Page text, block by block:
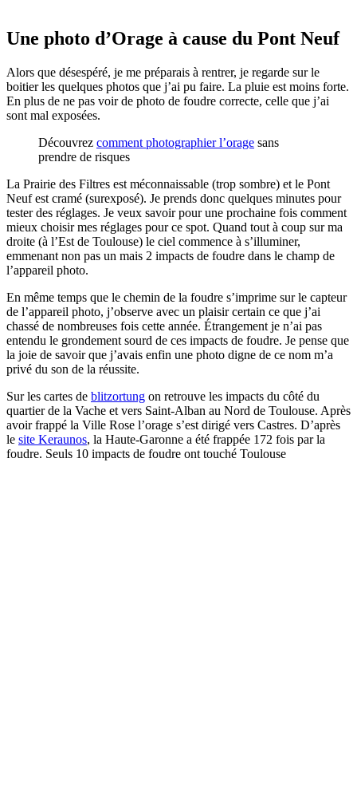
Une photo d’Orage à cause du Pont Neuf
Alors que désespéré, je me préparais à rentrer, je regarde sur le
boitier les quelques photos que j’ai pu faire. La pluie est moins forte.
En plus de ne pas voir de photo de foudre correcte, celle que j’ai
sont mal exposées.
Découvrez comment photographier l’orage sans
prendre de risques
La Prairie des Filtres est méconnaissable (trop sombre) et le Pont
Neuf est cramé (surexposé). Je prends donc quelques minutes pour
tester des réglages. Je veux savoir pour une prochaine fois comment
mieux choisir mes réglages pour ce spot. Quand tout à coup sur ma
droite (à l’Est de Toulouse) le ciel commence à s’illuminer,
emmenant non pas un mais 2 impacts de foudre dans le champ de
l’appareil photo.
En même temps que le chemin de la foudre s’imprime sur le capteur
de l’appareil photo, j’observe avec un plaisir certain ce que j’ai
chassé de nombreuses fois cette année. Étrangement je n’ai pas
entendu le grondement sourd de ces impacts de foudre. Je pense que
la joie de savoir que j’avais enfin une photo digne de ce nom m’a
privé du son de la réussite.
Sur les cartes de blitzortung on retrouve les impacts du côté du
quartier de la Vache et vers Saint-Alban au Nord de Toulouse. Après
avoir frappé la Ville Rose l’orage s’est dirigé vers Castres. D’après
le site Keraunos, la Haute-Garonne a été frappée 172 fois par la
foudre. Seuls 10 impacts de foudre ont touché Toulouse